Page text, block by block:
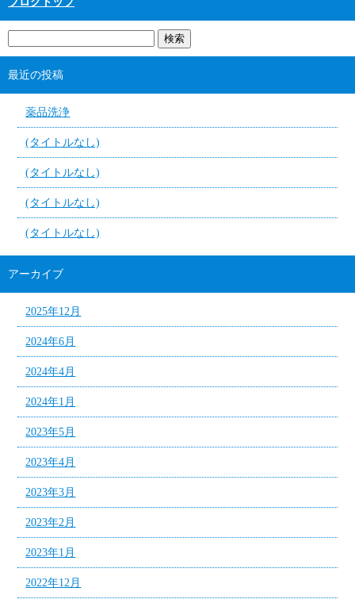
最近の投稿
薬品洗浄
(タイトルなし)
(タイトルなし)
(タイトルなし)
(タイトルなし)
アーカイブ
2025年12月
2024年6月
2024年4月
2024年1月
2023年5月
2023年4月
2023年3月
2023年2月
2023年1月
2022年12月